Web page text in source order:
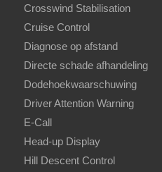
Crosswind Stabilisation
Cruise Control
Diagnose op afstand
Directe schade afhandeling
Dodehoekwaarschuwing
Driver Attention Warning
E-Call
Head-up Display
Hill Descent Control